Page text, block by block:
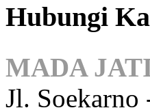
Hubungi
MADA
Jl. Soekarno